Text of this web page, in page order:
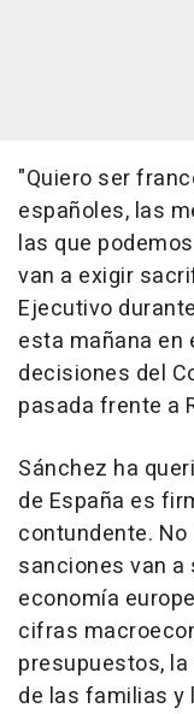
"Quiero ser
españoles, las
las que
van a exigir
Ejecutivo
esta mañana en
decisiones del
pasada frente a
Sánchez ha
de España es
contundente.
sanciones van
economía
cifras
presupuestos,
de las familias